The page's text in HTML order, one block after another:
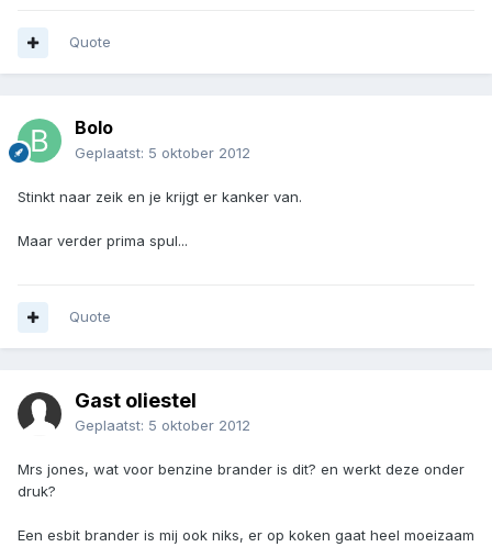
Quote
Bolo
Geplaatst: 5 oktober 2012
Stinkt naar zeik en je krijgt er kanker van.
Maar verder prima spul...
Quote
Gast oliestel
Geplaatst: 5 oktober 2012
Mrs jones, wat voor benzine brander is dit? en werkt deze onder
druk?
Een esbit brander is mij ook niks, er op koken gaat heel moeizaam